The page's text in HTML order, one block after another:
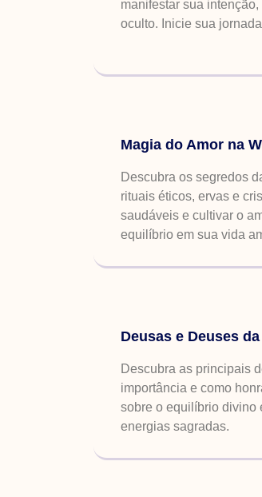
manifestar sua
oculto. Inicie sua
Magia do Amor na
Descubra os segredos
rituais éticos, ervas e
saudáveis e cultivar o
equilíbrio em sua vida
Deusas e Deuses
Descubra as principais
importância e como
sobre o equilíbrio divino
energias sagradas.